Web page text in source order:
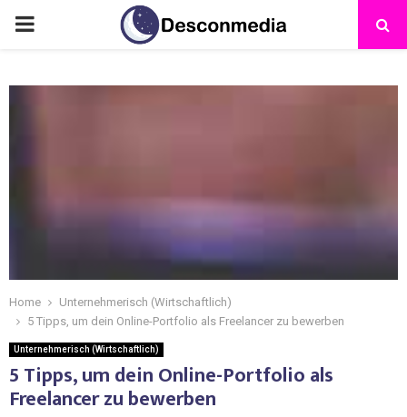
Home
Unternehmerisch (Wirtschaftlich)
5 Tipps, um dein Online-Portfolio als Freelancer zu bewerben
Unternehmerisch (Wirtschaftlich)
5 Tipps, um dein Online-Portfolio als
Freelancer zu bewerben